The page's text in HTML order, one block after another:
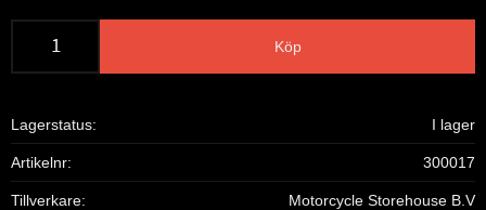
Köp
Lagerstatus I lager
Artikelnr 300017
Tillverkare Motorcycle Storehouse B.V